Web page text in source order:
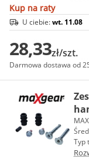
Kup na raty
U ciebie:wt. 11.08
28,33zł/szt.
Darmowa dostawa od
Typ